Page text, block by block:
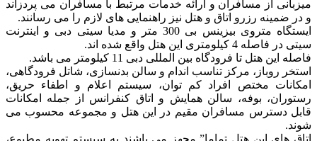
میزبانی از مسافران و ارائه خدمات مرتبط با مسافران می پردزاند
و در ضمینه رزرو اتاق و هتل نیز راهنمایی های لازم را می رسانند.
ایستگاه متروی بیزینس بی 300 متر و مدیا سیتی دبی و اینترنت
سیتی در فاصله 4 کیلومتری این هتل واقع شده اند.
فاصله این هتل تا فرودگاه بین المللی دبی 11 کیلومتر می باشد.
استخر روباز، مرکز تناسب اندام و سالن بدنسازی، شاتل فرودگاهی،
امکانات مختص افراد کم توان، سیستم اعلام و اطفاء حریق،
رستوران، بوفه، سالن همایش و اتاق کنفرانس از جمله امکانات
قابل دسترس مسافران مقیم در این هتل و مجموعه محسوب می
شوند.
اتاق های این هتل تماما” مجهز می باشند به سیستم تهویه مطبوع،